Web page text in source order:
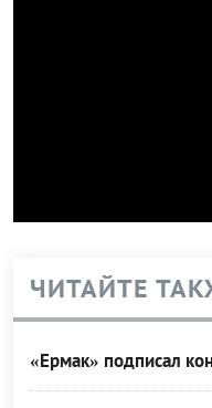
ЧИТАЙТЕ
«Ермак» подписал